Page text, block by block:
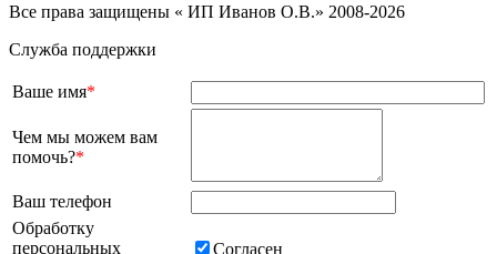
Все права защищены « ИП Иванов О.В.» 2008-2026
Служба поддержки
Ваше имя*
Чем мы можем вам
помочь?*
Ваш телефон
Обработку
персональных
Согласен